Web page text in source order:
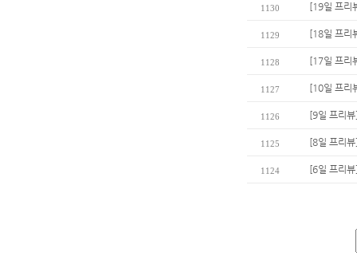
1130 [19일 프리
1129 [18일 프리
1128 [17일 프리
1127 [10일 프리
1126 [9일 프리
1125 [8일 프리
1124 [6일 프리